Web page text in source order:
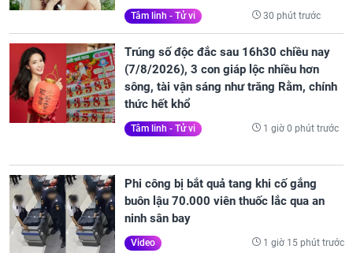
Tâm linh - Tử vi 30 phút trước
Trúng số độc đắc sau 16h30 chiều nay
(7/8/2026), 3 con giáp lộc nhiều hơn
sông, tài vận sáng như trăng Rằm, chính
thức hết khổ
Tâm linh - Tử vi 1 giờ 0 phút trước
Phi công bị bắt quả tang khi cố gắng
buôn lậu 70.000 viên thuốc lắc qua an
ninh sân bay
Video 1 giờ 15 phút trước